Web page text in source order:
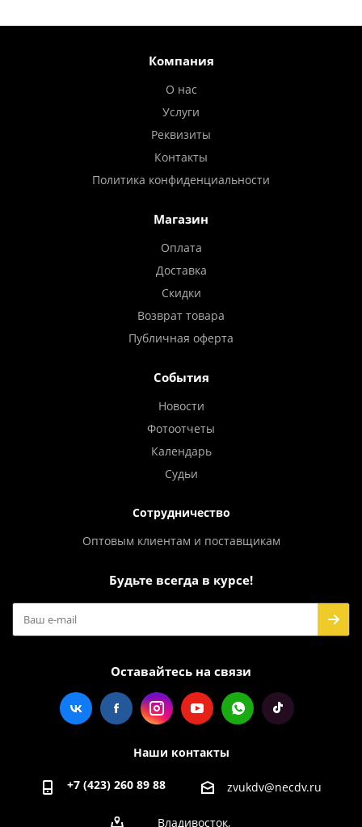
Компания
О нас
Услуги
Реквизиты
Контакты
Политика конфиденциальности
Магазин
Оплата
Доставка
Скидки
Возврат товара
Публичная оферта
События
Новости
Фотоотчеты
Календарь
Судьи
Сотрудничество
Оптовым клиентам и поставщикам
Будьте всегда в курсе!
Оставайтесь на связи
Наши контакты
+7 (423) 260 89 88 zvukdv@necdv.ru
Владивосток,